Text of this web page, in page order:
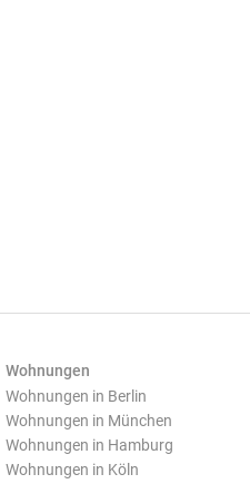
Wohnungen
Wohnungen in Berlin
Wohnungen in München
Wohnungen in Hamburg
Wohnungen in Köln